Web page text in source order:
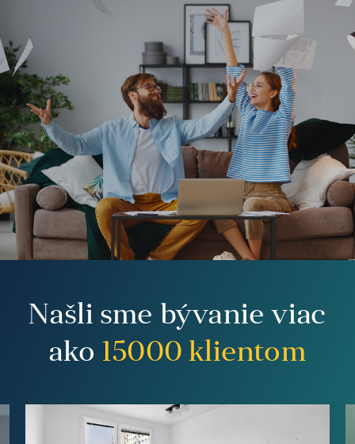
Našli sme bývanie viac
ako 15000 klientom